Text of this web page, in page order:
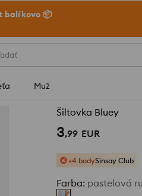
balíkovo 📦
Muž
Šiltovka Bluey
3,99 EUR
+4 bodySinsay Club
Farba: pastelová